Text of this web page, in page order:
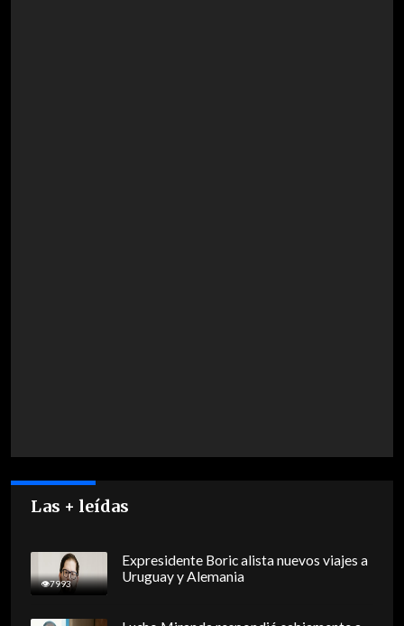
Las + leídas
7993
Expresidente Boric alista nuevos viajes a
Uruguay y Alemania